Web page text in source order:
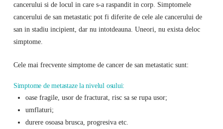
cancerului si de locul in care s-a raspandit in corp. Simptomele
cancerului de san metastatic pot fi diferite de cele ale cancerului de
san in stadiu incipient, dar nu intotdeauna. Uneori, nu exista deloc
simptome.
Cele mai frecvente simptome de cancer de san metastatic sunt:
Simptome de metastaze la nivelul osului:
oase fragile, usor de fracturat, risc sa se rupa usor;
umflaturi;
durere osoasa brusca, progresiva etc.